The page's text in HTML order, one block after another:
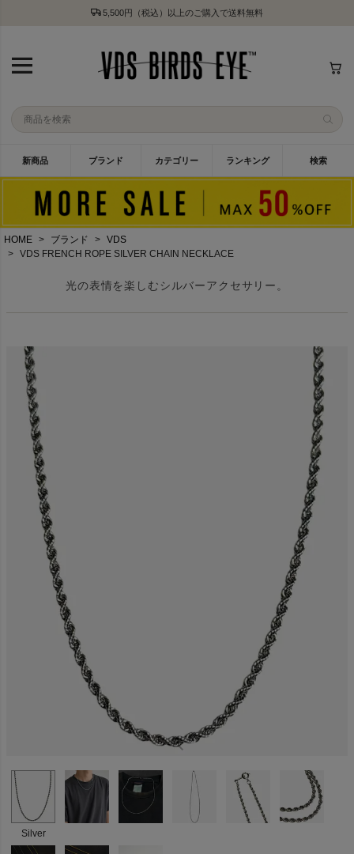
5,500円（税込）以上のご購入で送料無料
新商品 ブランド カテゴリー ランキング 検索
HOME ブランド
VDS
VDS FRENCH ROPE SILVER CHAIN NECKLACE
光の表情を楽しむシルバーアクセサリー。
Silver